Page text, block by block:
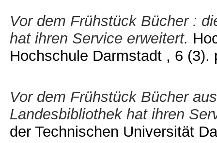
Vor dem Frühstück Bücher :
hat ihren Service erweitert.
Hochschule Darmstadt , 6
Vor dem Frühstück Bücher
Landesbibliothek hat ihren
der Technischen Universität